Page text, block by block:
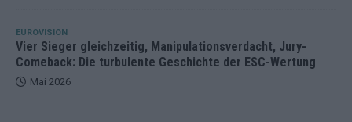
EUROVISION
Vier Sieger gleichzeitig, Manipulationsverdacht, Jury-
Comeback: Die turbulente Geschichte der ESC-Wertung
Mai 2026